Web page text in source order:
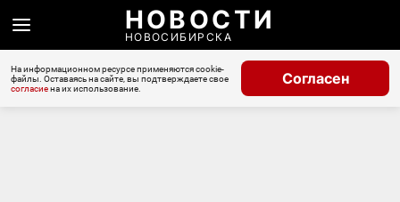
НОВОСТИ
НОВОСИБИРСКА
На информационном ресурсе применяются cookie-
файлы. Оставаясь на сайте, вы подтверждаете свое
согласиена их использование.
Согласен